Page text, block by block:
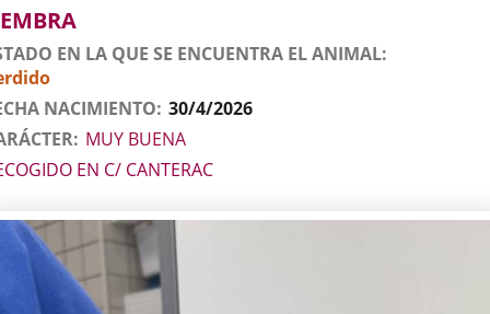
EN LA QUE SE ENCUENTRA EL ANIMAL
NACIMIENTO 30/4/2026
MUY BUENA
EN C/ CANTERAC